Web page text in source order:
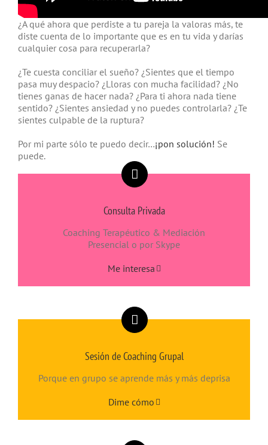
¿A qué ahora que perdiste a tu pareja la valoras más, te
diste cuenta de lo importante que es en tu vida y darías
cualquier cosa para recuperarla?
¿Te cuesta conciliar el sueño? ¿Sientes que el tiempo
pasa muy despacio? ¿Lloras con mucha facilidad? ¿No
tienes ganas de hacer nada? ¿Para ti ahora nada tiene
sentido? ¿Sientes ansiedad y no puedes controlarla? ¿Te
sientes culpable de la ruptura?
Por mi parte sólo te puedo decir…¡pon solución! Se
puede.
Consulta Privada
Coaching Terapéutico & Mediación
Presencial o por Skype
Me interesa
Sesión de Coaching Grupal
Porque en grupo se aprende más y más deprisa
Dime cómo